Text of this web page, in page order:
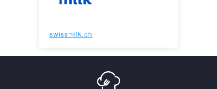
swissmilk.ch